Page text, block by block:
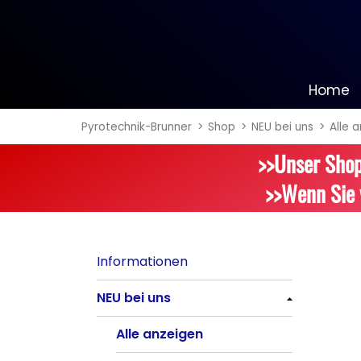
Home
Alle anzeigen
Alle anzeigen
Pyrotechnik-Brunner Shop NEU bei uns Alle
>>Unser
>>Wenn
Informationen
NEU bei uns
Alle anzeigen